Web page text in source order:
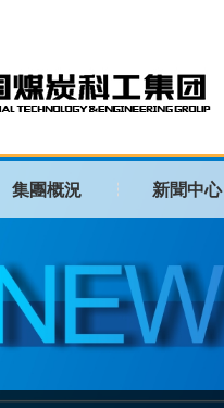
集團概況 新聞中心